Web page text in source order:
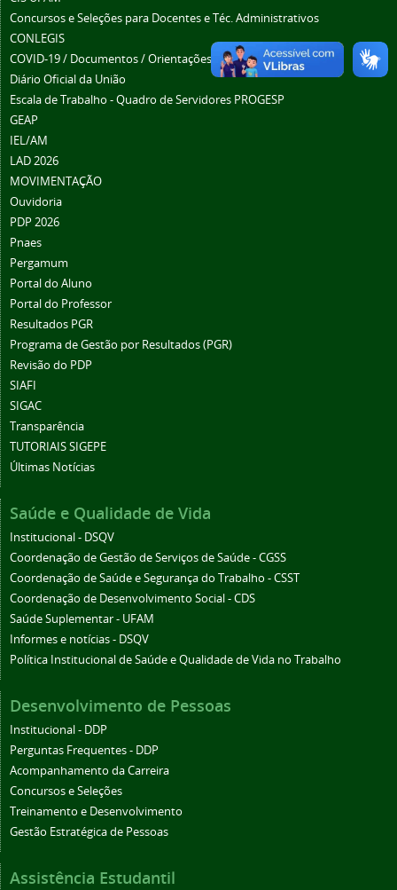
Concursos e Seleções para Docentes e Téc. Administrativos
CONLEGIS
COVID-19 / Documentos / Orientações / Trabalho Remoto
Diário Oficial da União
Escala de Trabalho - Quadro de Servidores PROGESP
GEAP
IEL/AM
LAD 2026
MOVIMENTAÇÃO
Ouvidoria
PDP 2026
Pnaes
Pergamum
Portal do Aluno
Portal do Professor
Resultados PGR
Programa de Gestão por Resultados (PGR)
Revisão do PDP
SIAFI
SIGAC
Transparência
TUTORIAIS SIGEPE
Últimas Notícias
Saúde e Qualidade de Vida
Institucional - DSQV
Coordenação de Gestão de Serviços de Saúde - CGSS
Coordenação de Saúde e Segurança do Trabalho - CSST
Coordenação de Desenvolvimento Social - CDS
Saúde Suplementar - UFAM
Informes e notícias - DSQV
Política Institucional de Saúde e Qualidade de Vida no Trabalho
Desenvolvimento de Pessoas
Institucional - DDP
Perguntas Frequentes - DDP
Acompanhamento da Carreira
Concursos e Seleções
Treinamento e Desenvolvimento
Gestão Estratégica de Pessoas
Assistência Estudantil